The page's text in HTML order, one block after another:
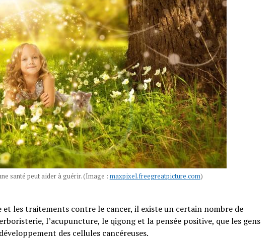
santé peut aider à guérir. (Image : maxpixel.freegreatpicture.com)
et les traitements contre le cancer, il existe un certain nombre de
l’acupuncture, le qigong et la pensée positive, que les gens
des cellules cancéreuses.